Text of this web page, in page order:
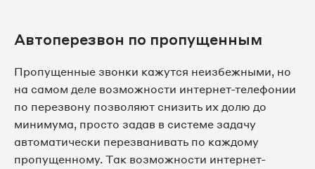
Автоперезвон по пропущенным
Пропущенные звонки кажутся неизбежными, но
на самом деле возможности интернет-телефонии
по перезвону позволяют снизить их долю до
минимума, просто задав в системе задачу
автоматически перезванивать по каждому
пропущенному. Так возможности интернет-